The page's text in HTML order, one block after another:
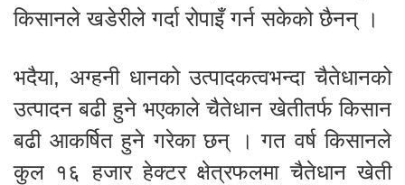
किसानले खडेरीले गर्दा रोपाइँ गर्न सकेको छैनन् ।
भदैया, अग्हनी धानको उत्पादकत्वभन्दा चैतेधानको
उत्पादन बढी हुने भएकाले चैतेधान खेतीतर्फ किसान
बढी आकर्षित हुने गरेका छन् । गत वर्ष किसानले
कुल १६ हजार हेक्टर क्षेत्रफलमा चैतेधान खेती